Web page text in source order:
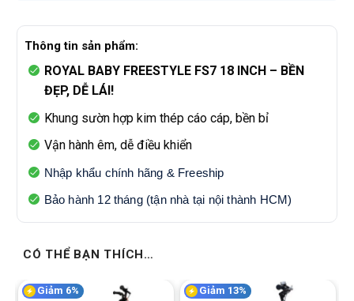
Thông tin sản phẩm:
ROYAL BABY FREESTYLE FS7 18 INCH – BỀN
ĐẸP, DỄ LÁI!
Khung sườn hợp kim thép cáo cáp, bền bỉ
Vận hành êm, dễ điều khiển
Nhập khẩu chính hãng & Freeship
Bảo hành 12 tháng (tận nhà tại nội thành HCM)
CÓ THỂ BẠN THÍCH…
Giảm 6% Giảm 13%